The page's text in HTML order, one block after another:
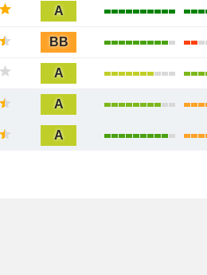
A
BB
A
A
A